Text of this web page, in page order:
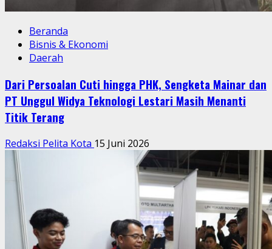
Beranda
Bisnis & Ekonomi
Daerah
Dari Persoalan Cuti hingga PHK, Sengketa Mainar dan
PT Unggul Widya Teknologi Lestari Masih Menanti
Titik Terang
Redaksi Pelita Kota 15 Juni 2026